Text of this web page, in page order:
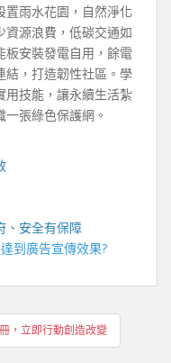
置雨水花園，自然淨化
資源浪費，低碳交通如
板安裝發電自用，餘電
結，打造韌性社區。學
用技能，讓永續生活紮
張綠色保護網。
、安全有保障
達到廣告宣傳效果?
，立即行動創造改變